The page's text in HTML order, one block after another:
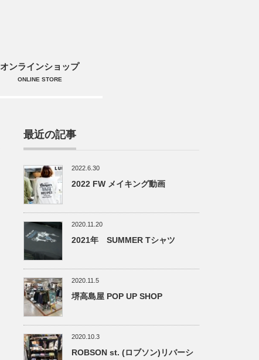
オンラインショップ
ONLINE STORE
最近の記事
2022.6.30
2022 FW メイキング動画
2020.11.20
2021年 SUMMER Tシャツ
2020.11.5
堺高島屋 POP UP SHOP
2020.10.3
ROBSON st. (ロブソン)リバーシ